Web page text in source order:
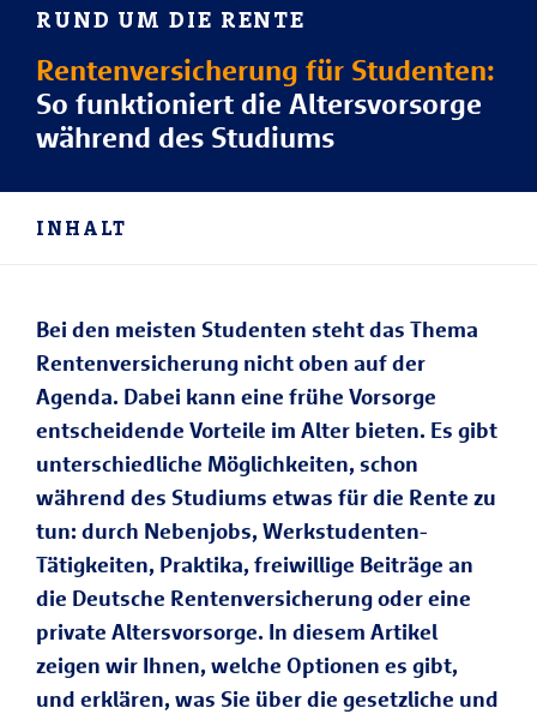
RUND UM DIE RENTE
Rentenversicherung für Studenten:
So funktioniert die Altersvorsorge
während des Studiums
INHALT
Bei den meisten Studenten steht das Thema
Rentenversicherung nicht oben auf der
Agenda. Dabei kann eine frühe Vorsorge
entscheidende Vorteile im Alter bieten. Es gibt
unterschiedliche Möglichkeiten, schon
während des Studiums etwas für die Rente zu
tun: durch Nebenjobs, Werkstudenten-
Tätigkeiten, Praktika, freiwillige Beiträge an
die Deutsche Rentenversicherung oder eine
private Altersvorsorge. In diesem Artikel
zeigen wir Ihnen, welche Optionen es gibt,
und erklären, was Sie über die gesetzliche und